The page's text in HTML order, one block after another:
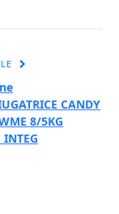
CANDY
8/5KG
INTEG